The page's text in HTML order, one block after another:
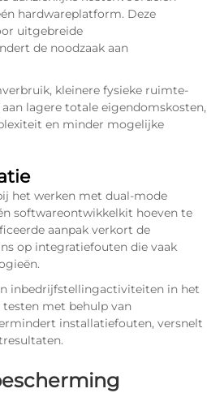
hardwareplatform. Deze
uitgebreide
de noodzaak aan
kleinere fysieke ruimte-
lagere totale eigendomskosten,
en minder mogelijke
het werken met dual-mode
softwareontwikkelkit hoeven te
aanpak verkort de
op integratiefouten die vaak
inbedrijfstellingactiviteiten in het
met behulp van
installatiefouten, versnelt